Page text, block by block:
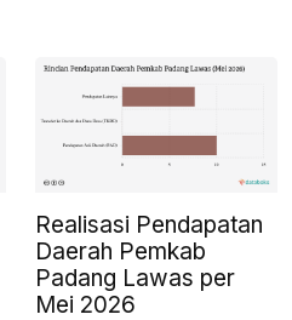
Realisasi Pendapatan
Daerah Pemkab
Padang Lawas per
Mei 2026